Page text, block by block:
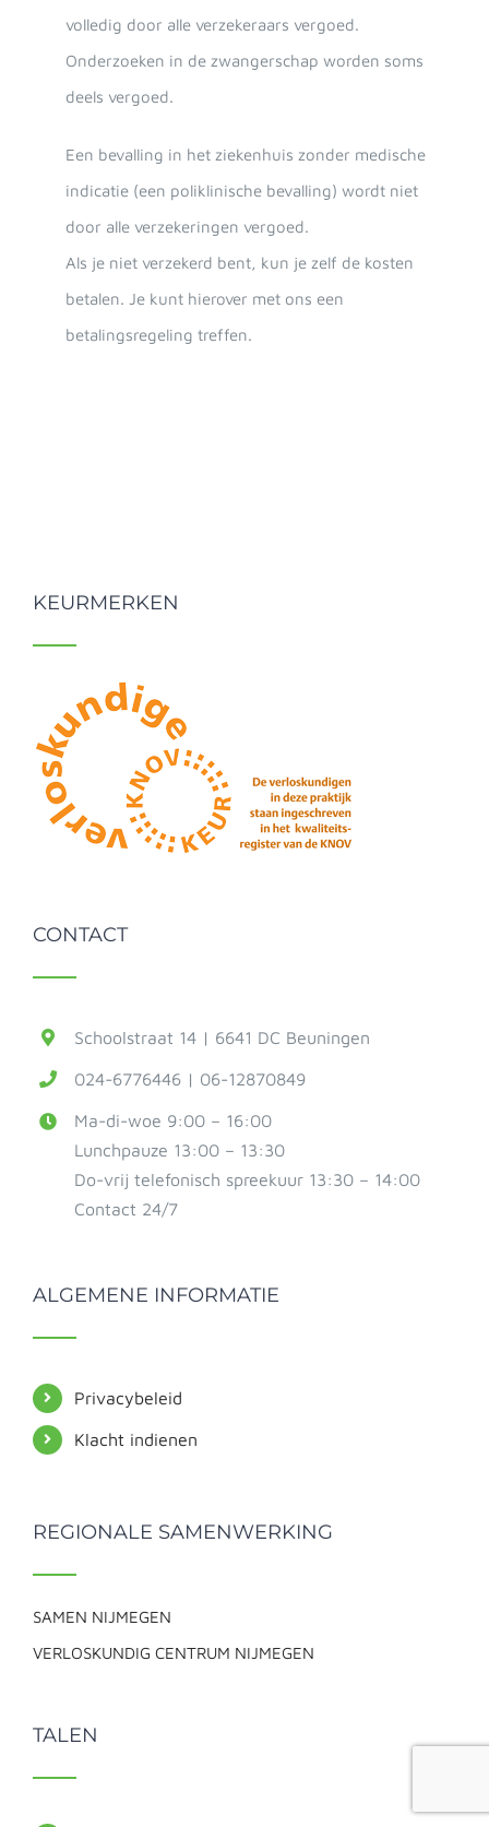
volledig door alle verzekeraars vergoed.
Onderzoeken in de zwangerschap worden soms
deels vergoed.
Een bevalling in het ziekenhuis zonder medische
indicatie (een poliklinische bevalling) wordt niet
door alle verzekeringen vergoed.
Als je niet verzekerd bent, kun je zelf de kosten
betalen. Je kunt hierover met ons een
betalingsregeling treffen.
KEURMERKEN
CONTACT
Schoolstraat 14 | 6641 DC Beuningen
024-6776446 | 06-12870849
Ma-di-woe 9:00 – 16:00
Lunchpauze 13:00 – 13:30
Do-vrij telefonisch spreekuur 13:30 – 14:00
Contact 24/7
ALGEMENE INFORMATIE
Privacybeleid
Klacht indienen
REGIONALE SAMENWERKING
SAMEN NIJMEGEN
VERLOSKUNDIG CENTRUM NIJMEGEN
TALEN